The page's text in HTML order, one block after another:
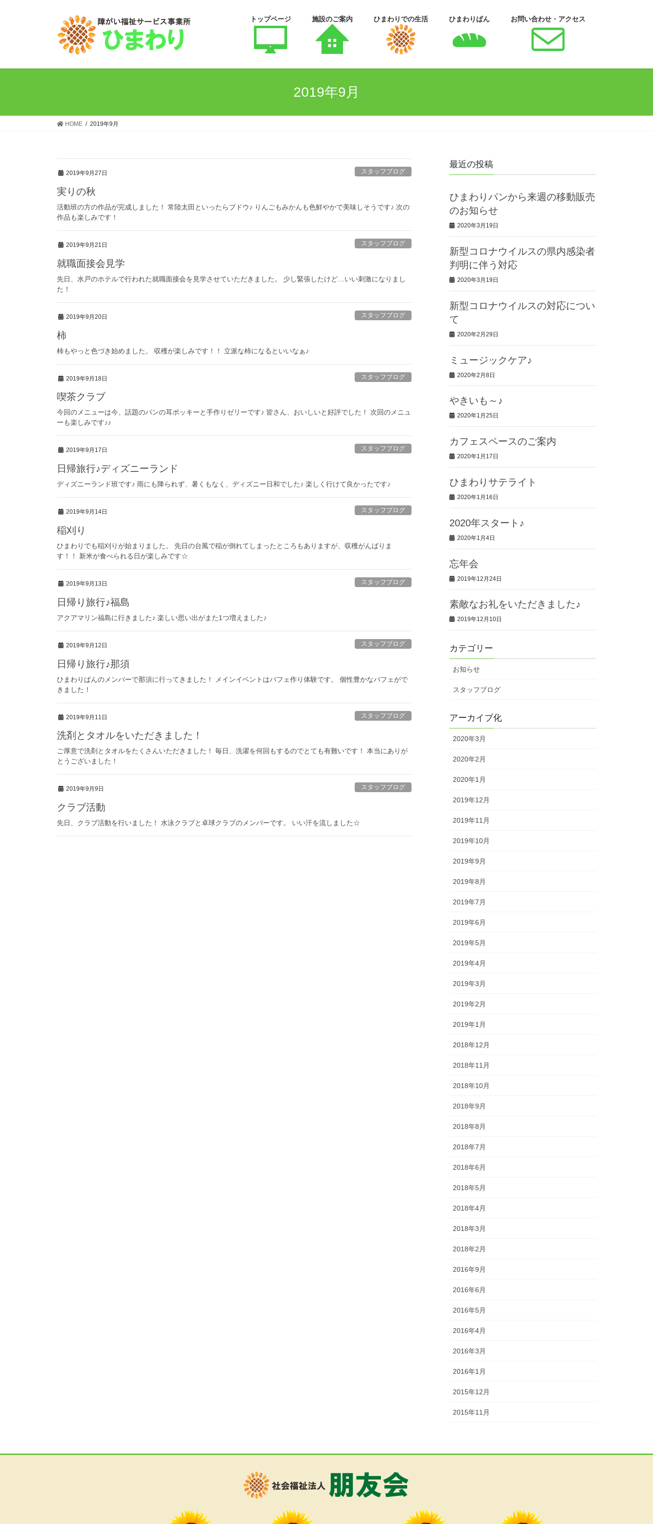
トップページ 施設のご案内 ひまわりでの生活 ひまわりぱん お問い合わせ・アクセス
2019年9月
HOME 2019年9月
2019年9月27日 スタッフブログ
実りの秋
活動班の方の作品が完成しました！ 常陸太田といったらブドウ♪ りんごもみかんも色鮮やかで美味しそうです♪ 次の
作品も楽しみです！
2019年9月21日 スタッフブログ
就職面接会見学
先日、水戸のホテルで行われた就職面接会を見学させていただきました。 少し緊張したけど…いい刺激になりまし
た！
2019年9月20日 スタッフブログ
柿
柿もやっと色づき始めました。 収穫が楽しみです！！ 立派な柿になるといいなぁ♪
2019年9月18日 スタッフブログ
喫茶クラブ
今回のメニューは今、話題のパンの耳ポッキーと手作りゼリーです♪ 皆さん、おいしいと好評でした！ 次回のメニュ
ーも楽しみです♪♪
2019年9月17日 スタッフブログ
日帰旅行♪ディズニーランド
ディズニーランド班です♪ 雨にも降られず、暑くもなく、ディズニー日和でした♪ 楽しく行けて良かったです♪
2019年9月14日 スタッフブログ
稲刈り
ひまわりでも稲刈りが始まりました。 先日の台風で稲が倒れてしまったところもありますが、収穫がんばりま
す！！ 新米が食べられる日が楽しみです☆
2019年9月13日 スタッフブログ
日帰り旅行♪福島
アクアマリン福島に行きました♪ 楽しい思い出がまた1つ増えました♪
2019年9月12日 スタッフブログ
日帰り旅行♪那須
ひまわりぱんのメンバーで那須に行ってきました！ メインイベントはパフェ作り体験です。 個性豊かなパフェがで
きました！
2019年9月11日 スタッフブログ
洗剤とタオルをいただきました！
ご厚意で洗剤とタオルをたくさんいただきました！ 毎日、洗濯を何回もするのでとても有難いです！ 本当にありが
とうございました！
2019年9月9日 スタッフブログ
クラブ活動
先日、クラブ活動を行いました！ 水泳クラブと卓球クラブのメンバーです。 いい汗を流しました☆
最近の投稿
ひまわりパンから来週の移動販売
のお知らせ
2020年3月19日
新型コロナウイルスの県内感染者
判明に伴う対応
2020年3月19日
新型コロナウイルスの対応につい
て
2020年2月29日
ミュージックケア♪
2020年2月8日
やきいも～♪
2020年1月25日
カフェスペースのご案内
2020年1月17日
ひまわりサテライト
2020年1月16日
2020年スタート♪
2020年1月4日
忘年会
2019年12月24日
素敵なお礼をいただきました♪
2019年12月10日
カテゴリー
お知らせ
スタッフブログ
アーカイブ化
2020年3月
2020年2月
2020年1月
2019年12月
2019年11月
2019年10月
2019年9月
2019年8月
2019年7月
2019年6月
2019年5月
2019年4月
2019年3月
2019年2月
2019年1月
2018年12月
2018年11月
2018年10月
2018年9月
2018年8月
2018年7月
2018年6月
2018年5月
2018年4月
2018年3月
2018年2月
2016年9月
2016年6月
2016年5月
2016年4月
2016年3月
2016年1月
2015年12月
2015年11月